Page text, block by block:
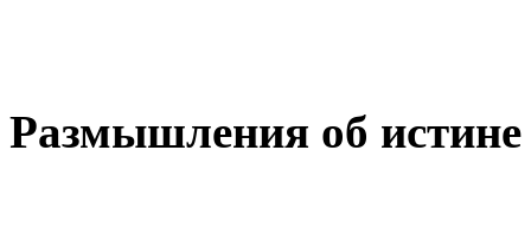
Размышления об истине